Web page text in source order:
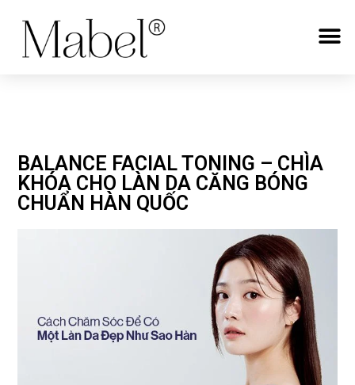
BALANCE FACIAL TONING – CHÌA
KHÓA CHO LÀN DA CĂNG BÓNG
CHUẨN HÀN QUỐC